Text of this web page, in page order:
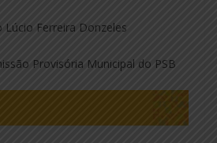
Lúcio Ferreira Donzeles
Provisória Municipal do PSB